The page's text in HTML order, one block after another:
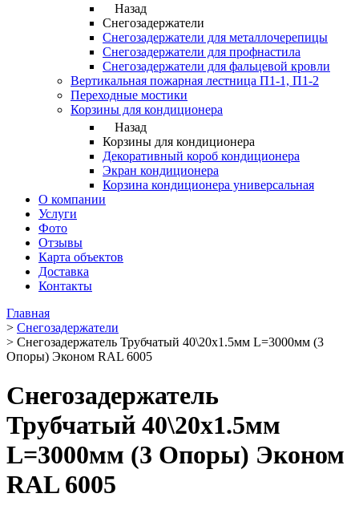
Назад
Снегозадержатели
Снегозадержатели для металлочерепицы
Снегозадержатели для профнастила
Снегозадержатели для фальцевой кровли
Вертикальная пожарная лестница П1-1, П1-2
Переходные мостики
Корзины для кондиционера
Назад
Корзины для кондиционера
Декоративный короб кондиционера
Экран кондиционера
Корзина кондиционера универсальная
О компании
Услуги
Фото
Отзывы
Карта объектов
Доставка
Контакты
Главная
> Снегозадержатели
> Снегозадержатель Трубчатый 40\20х1.5мм L=3000мм (3
Опоры) Эконом RAL 6005
Снегозадержатель
Трубчатый 40\20х1.5мм
L=3000мм (3 Опоры) Эконом
RAL 6005